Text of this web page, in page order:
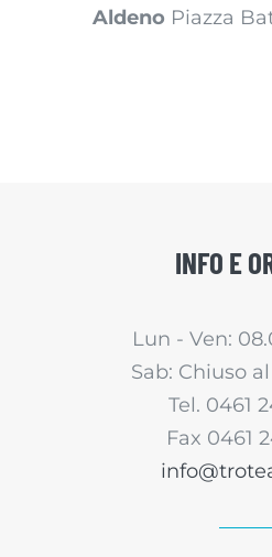
Aldeno Piazza
INFO E
Lun - Ven:
Sab: Chiuso
Tel. 0461
Fax 0461